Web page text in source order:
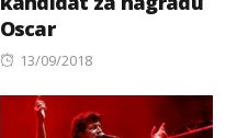
Oscar
Posted
13/09/2018